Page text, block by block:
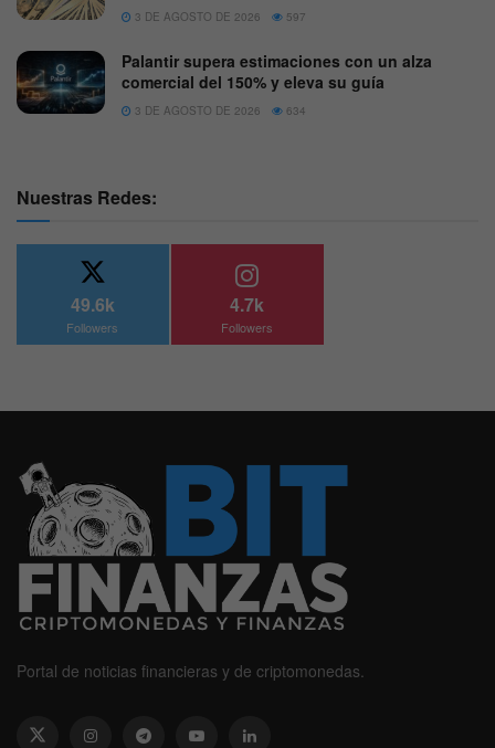
3 DE AGOSTO DE 2026 597
Palantir supera estimaciones con un alza
comercial del 150% y eleva su guía
3 DE AGOSTO DE 2026 634
Nuestras Redes:
49.6k
Followers
4.7k
Followers
Portal de noticias financieras y de criptomonedas.